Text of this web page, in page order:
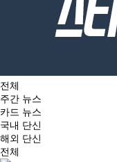
전체
주간 뉴스
카드 뉴스
국내 단신
해외 단신
전체